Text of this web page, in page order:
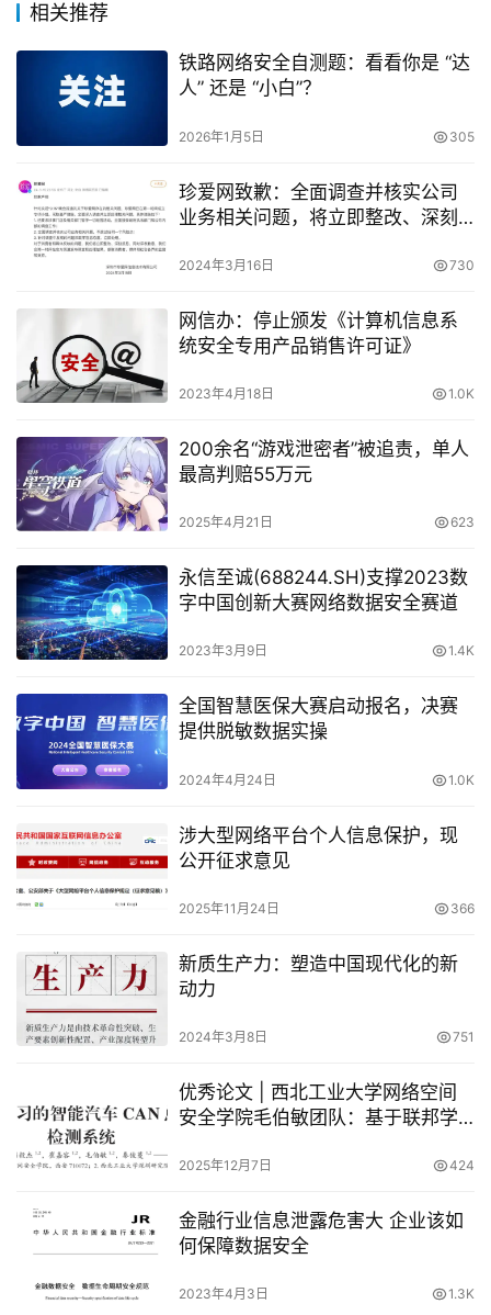
相关推荐
铁路网络安全自测题：看看你是 “达
人” 还是 “小白”？
2026年1月5日 305
珍爱网致歉：全面调查并核实公司
业务相关问题，将立即整改、深刻
2024年3月16日 730
网信办：停止颁发《计算机信息系
统安全专用产品销售许可证》
2023年4月18日 1.0K
200余名“游戏泄密者”被追责，单人
最高判赔55万元
2025年4月21日 623
永信至诚(688244.SH)支撑2023数
字中国创新大赛网络数据安全赛道
2023年3月9日 1.4K
全国智慧医保大赛启动报名，决赛
提供脱敏数据实操
2024年4月24日 1.0K
涉大型网络平台个人信息保护，现
公开征求意见
2025年11月24日 366
新质生产力：塑造中国现代化的新
动力
2024年3月8日 751
优秀论文 | 西北工业大学网络空间
安全学院毛伯敏团队：基于联邦学
统
2025年12月7日 424
金融行业信息泄露危害大 企业该如
何保障数据安全
2023年4月3日 1.3K